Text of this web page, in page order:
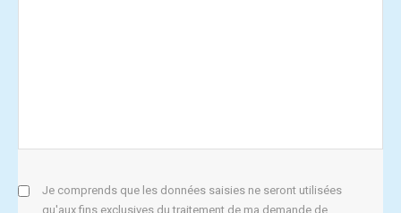
Je comprends que les données saisies ne seront utilisées
qu'aux fins exclusives du traitement de ma demande de